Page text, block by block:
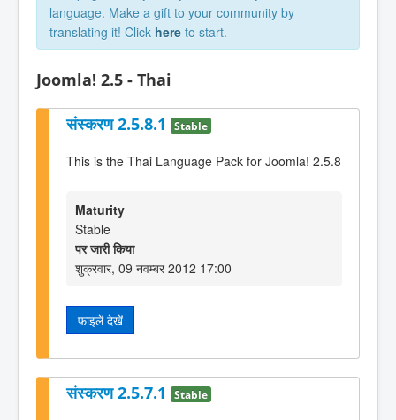
language. Make a gift to your community by
translating it! Click here to start.
Joomla! 2.5 - Thai
संस्करण 2.5.8.1 Stable
This is the Thai Language Pack for Joomla! 2.5.8
Maturity
Stable
पर जारी किया
शुक्रवार, 09 नवम्बर 2012 17:00
फ़ाइलें देखें
संस्करण 2.5.7.1 Stable